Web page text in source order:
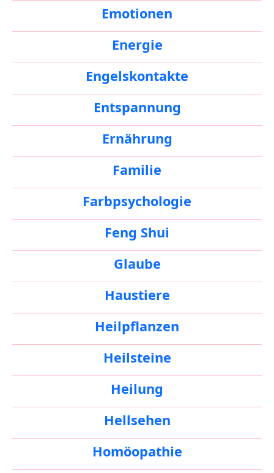
Emotionen
Energie
Engelskontakte
Entspannung
Ernährung
Familie
Farbpsychologie
Feng Shui
Glaube
Haustiere
Heilpflanzen
Heilsteine
Heilung
Hellsehen
Homöopathie